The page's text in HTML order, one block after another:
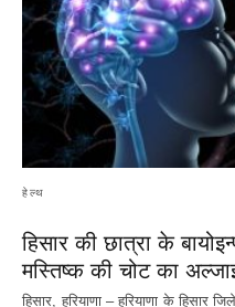
हेल्थ
हिसार की छात्रा के
मस्तिष्क की चोट का
हिसार, हरियाणा – हरियाणा के हिसार